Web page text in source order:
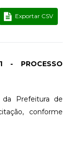
Exportar CSV
- PROCESSO
Prefeitura de
conforme